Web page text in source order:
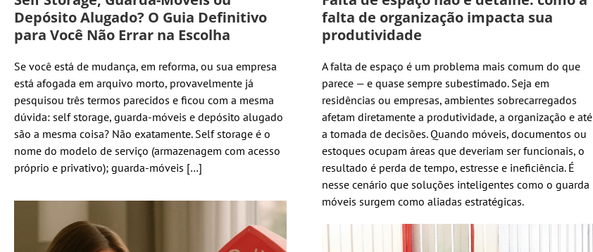
Depósito Alugado? O Guia Definitivo
para Você Não Errar na Escolha
Se você está de mudança, em reforma, ou sua empresa
está afogada em arquivo morto, provavelmente já
pesquisou três termos parecidos e ficou com a mesma
dúvida: self storage, guarda-móveis e depósito alugado
são a mesma coisa? Não exatamente. Self storage é o
nome do modelo de serviço (armazenagem com acesso
próprio e privativo); guarda-móveis […]
falta de organização impacta sua
produtividade
A falta de espaço é um problema mais comum do que
parece — e quase sempre subestimado. Seja em
residências ou empresas, ambientes sobrecarregados
afetam diretamente a produtividade, a organização e até
a tomada de decisões. Quando móveis, documentos ou
estoques ocupam áreas que deveriam ser funcionais, o
resultado é perda de tempo, estresse e ineficiência. É
nesse cenário que soluções inteligentes como o guarda
móveis surgem como aliadas estratégicas.